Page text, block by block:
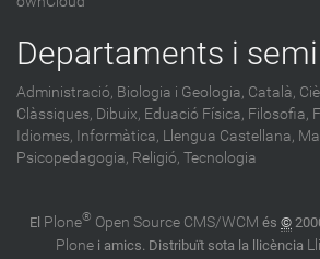
Departaments i
Administració, Biologia i Geologia, Català,
Clàssiques, Dibuix, Eduació Física, Filosofia,
Idiomes, Informàtica, Llengua Castellana,
Psicopedagogia, Religió, Tecnologia
El Plone® Open Source CMS/WCM és ©
Plonei amics. Distribuït sota la llicència